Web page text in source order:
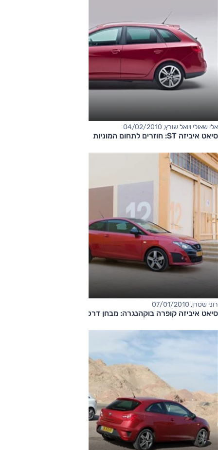
אלי שאולי ויואל שורץ, 04/02/2010
סיאט איביזה ST: חוזרים לתחום המוניות
רוני שטרן, 07/01/2010
סיאט איביזה קופרה בוקהנגרה: מבחן דרכים